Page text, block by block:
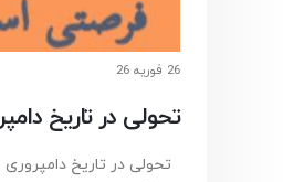
26 فوریه 26
تحولی در تاریخ
تحولی در تاریخ